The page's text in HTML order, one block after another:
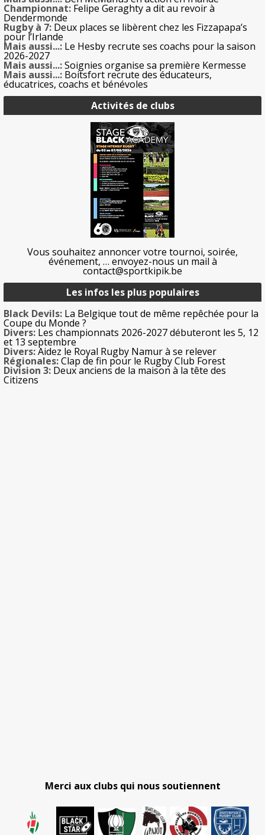
Championnat: Felipe Geraghty a dit au revoir à
Dendermonde
Rugby à 7: Deux places se libèrent chez les Fizzapapa’s
pour l’Irlande
Mais aussi...: Le Hesby recrute ses coachs pour la saison
2026-2027
Mais aussi...:Soignies organise sa première Kermesse
Mais aussi...: Boitsfort recrute des éducateurs,
éducatrices, coachs et bénévoles
Activités de clubs
Vous souhaitez annoncer votre tournoi, soirée,
événement, … envoyez-nous un mail à
contact@sportkipik.be
Les infos les plus populaires
Black Devils: La Belgique tout de même repêchée pour la
Coupe du Monde ?
Divers: Les championnats 2026-2027 débuteront les 5, 12
et 13 septembre
Divers:Aidez le Royal Rugby Namur à se relever
Régionales:Clap de fin pour le Rugby Club Forest
Division 3: Deux anciens de la maison à la tête des
Citizens
Merci aux clubs qui nous soutiennent